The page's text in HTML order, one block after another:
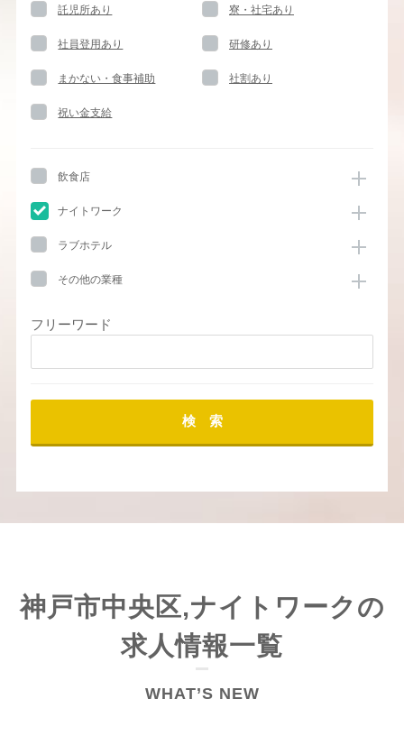
託児所あり 寮・社宅あり
社員登用あり 研修あり
まかない・食事補助 社割あり
祝い金支給
飲食店
ナイトワーク
ラブホテル
その他の業種
フリーワード
検 索
神戸市中央区,ナイトワークの
求人情報一覧
WHAT’S NEW